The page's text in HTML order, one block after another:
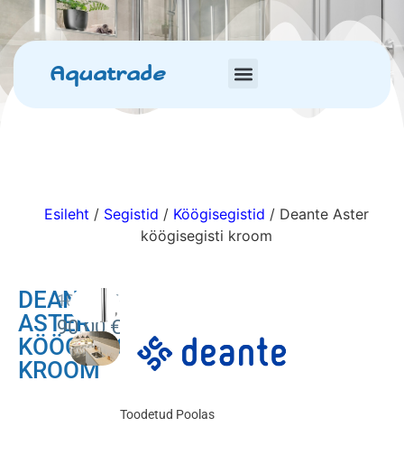
Aquatrade
Esileht / Segistid / Köögisegistid / Deante Aster
köögisegisti kroom
DEANTE
ASTER
KÖÖGISEGISTI
KROOM
100.00 €
90.00€
Toodetud Poolas